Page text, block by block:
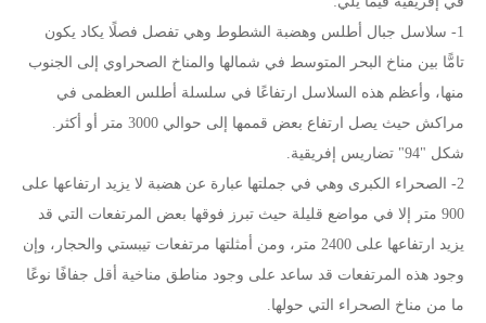
1- سلاسل جبال أطلس وهضبة الشطوط وهي تفصل فصلًا يكاد يكون
تامًّا بين مناخ البحر المتوسط في شمالها والمناخ الصحراوي إلى الجنوب
منها، وأعظم هذه السلاسل ارتفاعًا في سلسلة أطلس العظمى في
مراكش حيث يصل ارتفاع بعض قممها إلى حوالي 3000 متر أو أكثر.
شكل "94" تضاريس إفريقية.
2- الصحراء الكبرى وهي في جملتها عبارة عن هضبة لا يزيد ارتفاعها على
900 متر إلا في مواضع قليلة حيث تبرز فوقها بعض المرتفعات التي قد
يزيد ارتفاعها على 2400 متر، ومن أمثلتها مرتفعات تيبستي والحجار، وإن
وجود هذه المرتفعات قد ساعد على وجود مناطق مناخية أقل جفافًا نوعًا
ما من مناخ الصحراء التي حولها.